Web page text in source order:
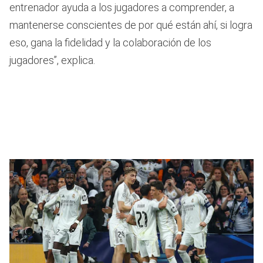
entrenador ayuda a los jugadores a comprender, a
mantenerse conscientes de por qué están ahí, si logra
eso, gana la fidelidad y la colaboración de los
jugadores”, explica.